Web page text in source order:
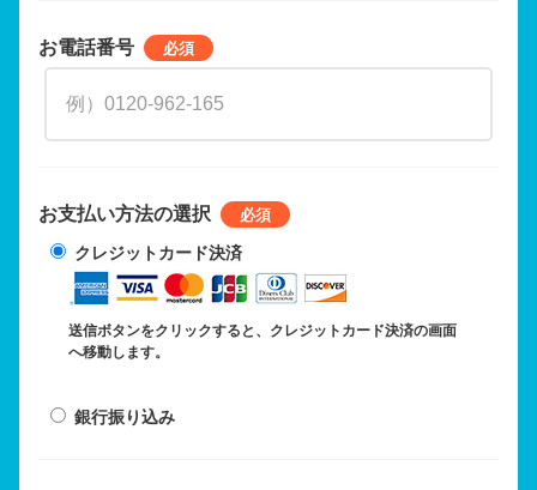
お電話番号
お支払い方法の選択
クレジットカード決済
送信ボタンをクリックすると、クレジットカード決済の画面
へ移動します。
銀行振り込み